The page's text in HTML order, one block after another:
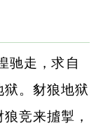
驰走，求自
。豺狼地狱
竞来摣掣，